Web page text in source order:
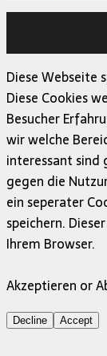
Diese Webseite
Diese Cookies
Besucher
wir welche
interessant sind
gegen die
ein seperater
speichern.
Ihrem Browser.
Akzeptieren or
Decline Accept